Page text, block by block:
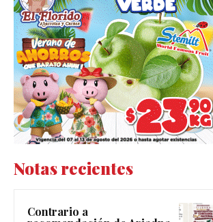
Notas recientes
Contrario a